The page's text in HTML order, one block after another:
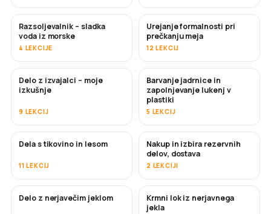
KMALU
Razsoljevalnik – sladka
voda iz morske
4 LEKCIJE
Urejanje formalnosti pri
prečkanju meja
12 LEKCIJ
KMALU
Delo z izvajalci – moje
izkušnje
9 LEKCIJ
KMALU
Barvanje jadrnice in
zapolnjevanje lukenj v
plastiki
5 LEKCIJ
Dela s tikovino in lesom
11 LEKCIJ
KMALU
Nakup in izbira rezervnih
delov, dostava
2 LEKCIJI
KMALU
Delo z nerjavečim jeklom
Krmni lok iz nerjavnega
jekla